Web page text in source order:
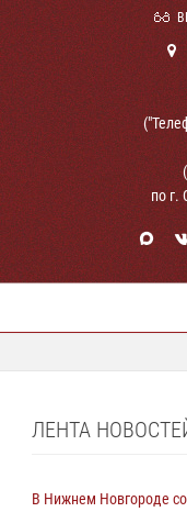
по г.
ЛЕНТА
В Нижнем Новгороде